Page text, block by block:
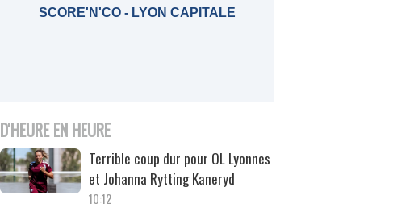
SCORE'N'CO - LYON CAPITALE
D'HEURE EN HEURE
Terrible coup dur pour OL Lyonnes
et Johanna Rytting Kaneryd
10:12